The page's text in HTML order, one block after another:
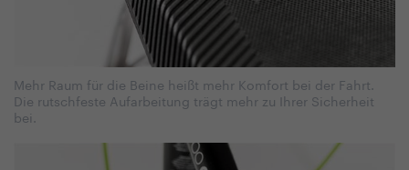
Mehr Raum für die Beine heißt mehr Komfort bei der Fahrt.
Die rutschfeste Aufarbeitung trägt mehr zu Ihrer Sicherheit
bei.